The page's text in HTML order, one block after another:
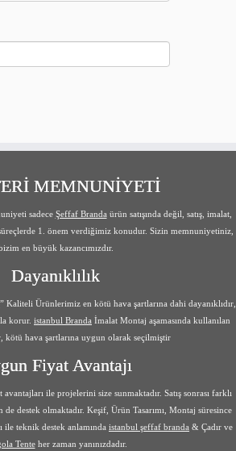
MEMNUNİYETİ
sadece Şeffaf Branda ürün satışında değil, satış, imalat,
1. önem verdiğimiz konudur. Sizin memnuniyetiniz,
en büyük kazancımızdır.
Dayanıklılık
” Kaliteli Ürünlerimiz en kötü hava şartlarına dahi dayanıklıdır,
korur. istanbul Branda İmalat Montaj aşamasında kullanılan
kötü hava şartlarına uygun olarak seçilmiştir
Fiyat Avantajı
ile projelerini size sunmaktadır. Satış sonrası farklı
de destek olmaktadır. Keşif, Ürün Tasarımı, Montaj süresince
teknik destek anlamında istanbul şeffaf branda & Çadır ve
Tenteher zaman yanınızdadır.